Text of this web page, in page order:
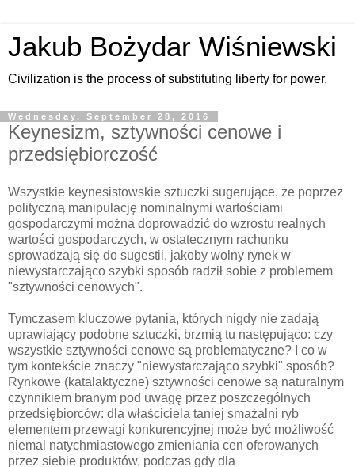
Jakub Bożydar Wiśniewski
Civilization is the process of substituting liberty for power.
Wednesday, September 28, 2016
Keynesizm, sztywności cenowe i
przedsiębiorczość
Wszystkie keynesistowskie sztuczki sugerujące, że poprzez
polityczną manipulację nominalnymi wartościami
gospodarczymi można doprowadzić do wzrostu realnych
wartości gospodarczych, w ostatecznym rachunku
sprowadzają się do sugestii, jakoby wolny rynek w
niewystarczająco szybki sposób radził sobie z problemem
"sztywności cenowych".
Tymczasem kluczowe pytania, których nigdy nie zadają
uprawiający podobne sztuczki, brzmią tu następująco: czy
wszystkie sztywności cenowe są problematyczne? I co w
tym kontekście znaczy "niewystarczająco szybki" sposób?
Rynkowe (katalaktyczne) sztywności cenowe są naturalnym
czynnikiem branym pod uwagę przez poszczególnych
przedsiębiorców: dla właściciela taniej smażalni ryb
elementem przewagi konkurencyjnej może być możliwość
niemal natychmiastowego zmieniania cen oferowanych
przez siebie produktów, podczas gdy dla